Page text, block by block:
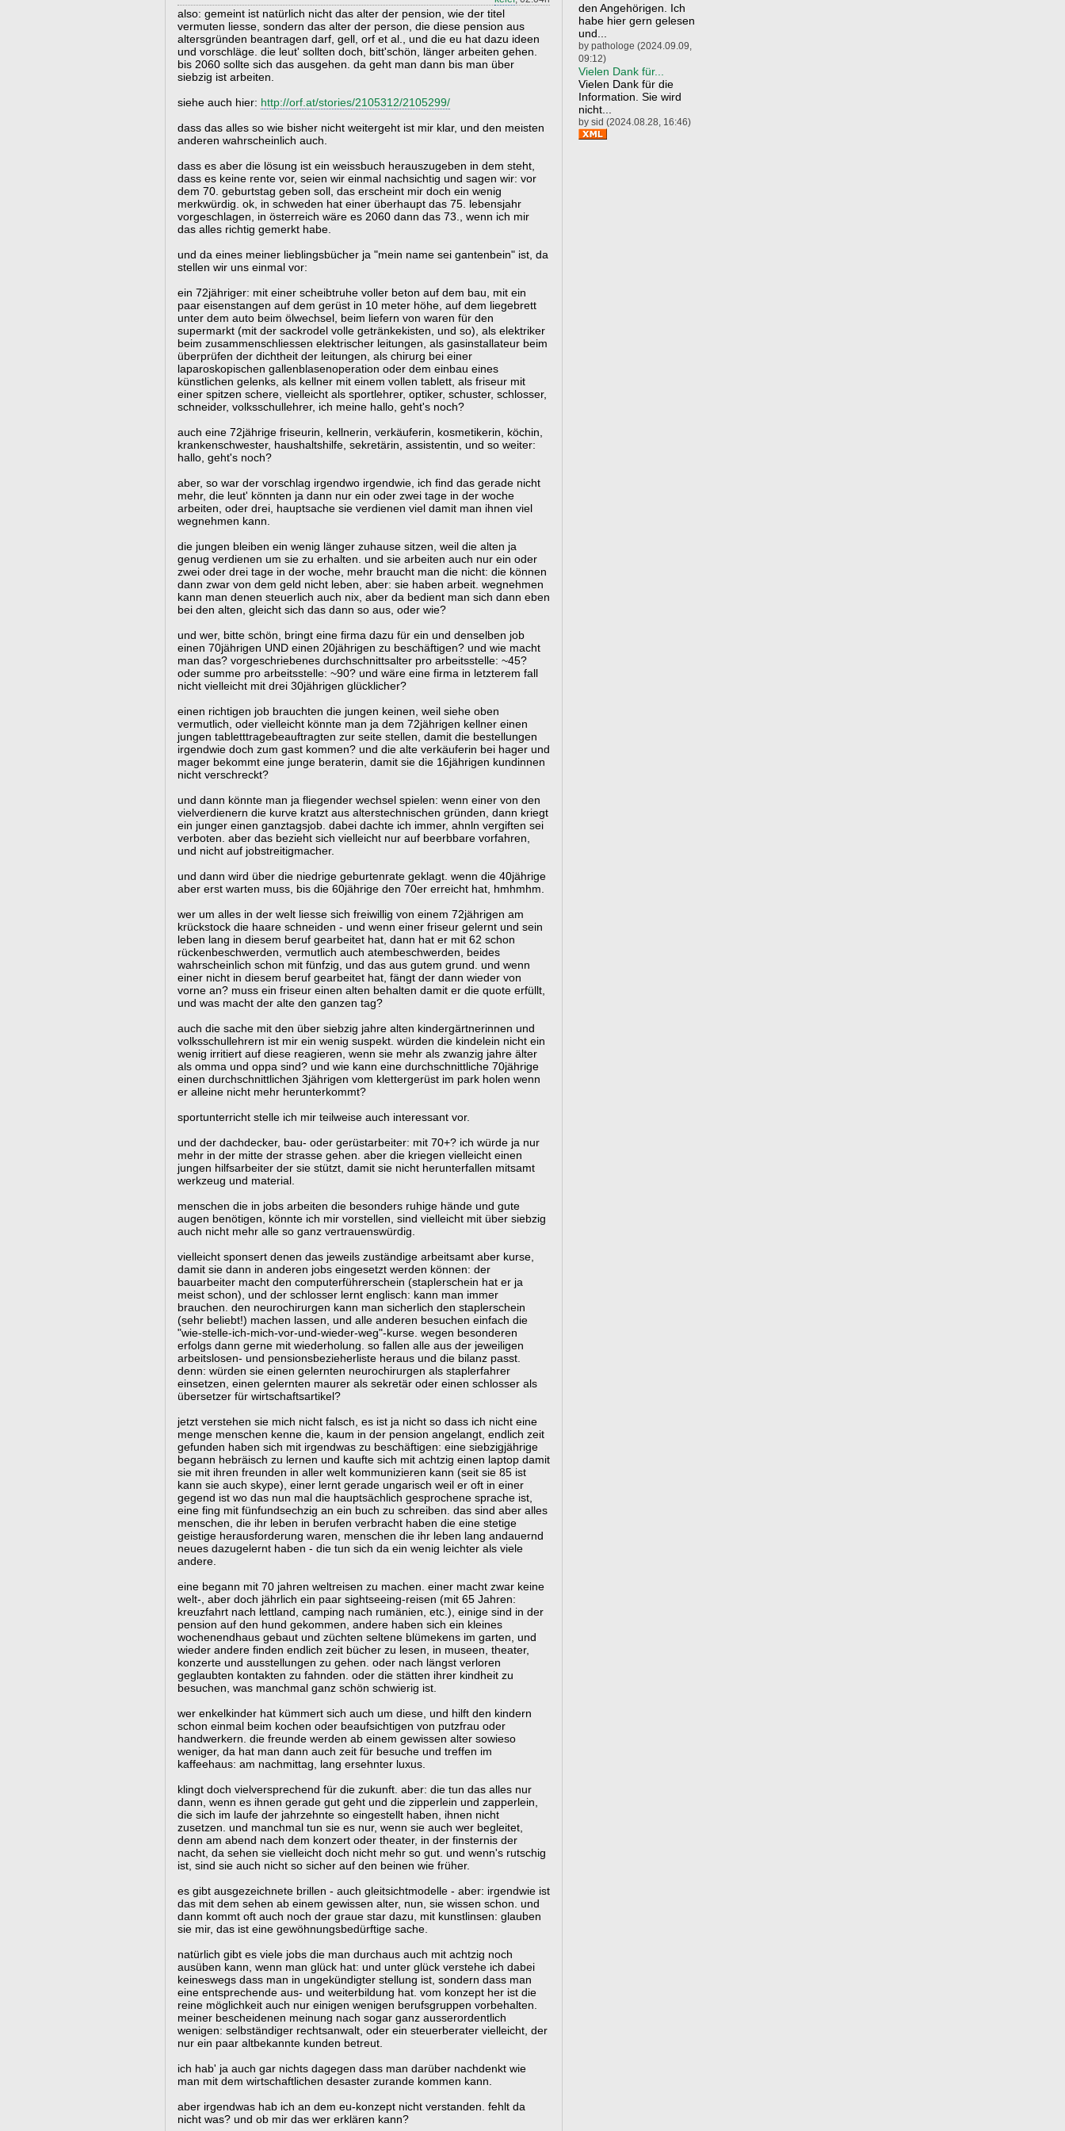
also: gemeint ist natürlich nicht das alter der pension, wie der titel
vermuten liesse, sondern das alter der person, die diese pension aus
altersgründen beantragen darf, gell, orf et al., und die eu hat dazu ideen
und vorschläge. die leut' sollten doch, bitt'schön, länger arbeiten gehen.
bis 2060 sollte sich das ausgehen. da geht man dann bis man über
siebzig ist arbeiten.
siehe auch hier: http://orf.at/stories/2105312/2105299/
dass das alles so wie bisher nicht weitergeht ist mir klar, und den meisten
anderen wahrscheinlich auch.
dass es aber die lösung ist ein weissbuch herauszugeben in dem steht,
dass es keine rente vor, seien wir einmal nachsichtig und sagen wir: vor
dem 70. geburtstag geben soll, das erscheint mir doch ein wenig
merkwürdig. ok, in schweden hat einer überhaupt das 75. lebensjahr
vorgeschlagen, in österreich wäre es 2060 dann das 73., wenn ich mir
das alles richtig gemerkt habe.
und da eines meiner lieblingsbücher ja "mein name sei gantenbein" ist, da
stellen wir uns einmal vor:
ein 72jähriger: mit einer scheibtruhe voller beton auf dem bau, mit ein
paar eisenstangen auf dem gerüst in 10 meter höhe, auf dem liegebrett
unter dem auto beim ölwechsel, beim liefern von waren für den
supermarkt (mit der sackrodel volle getränkekisten, und so), als elektriker
beim zusammenschliessen elektrischer leitungen, als gasinstallateur beim
überprüfen der dichtheit der leitungen, als chirurg bei einer
laparoskopischen gallenblasenoperation oder dem einbau eines
künstlichen gelenks, als kellner mit einem vollen tablett, als friseur mit
einer spitzen schere, vielleicht als sportlehrer, optiker, schuster, schlosser,
schneider, volksschullehrer, ich meine hallo, geht's noch?
auch eine 72jährige friseurin, kellnerin, verkäuferin, kosmetikerin, köchin,
krankenschwester, haushaltshilfe, sekretärin, assistentin, und so weiter:
hallo, geht's noch?
aber, so war der vorschlag irgendwo irgendwie, ich find das gerade nicht
mehr, die leut' könnten ja dann nur ein oder zwei tage in der woche
arbeiten, oder drei, hauptsache sie verdienen viel damit man ihnen viel
wegnehmen kann.
die jungen bleiben ein wenig länger zuhause sitzen, weil die alten ja
genug verdienen um sie zu erhalten. und sie arbeiten auch nur ein oder
zwei oder drei tage in der woche, mehr braucht man die nicht: die können
dann zwar von dem geld nicht leben, aber: sie haben arbeit. wegnehmen
kann man denen steuerlich auch nix, aber da bedient man sich dann eben
bei den alten, gleicht sich das dann so aus, oder wie?
und wer, bitte schön, bringt eine firma dazu für ein und denselben job
einen 70jährigen UND einen 20jährigen zu beschäftigen? und wie macht
man das? vorgeschriebenes durchschnittsalter pro arbeitsstelle: ~45?
oder summe pro arbeitsstelle: ~90? und wäre eine firma in letzterem fall
nicht vielleicht mit drei 30jährigen glücklicher?
einen richtigen job brauchten die jungen keinen, weil siehe oben
vermutlich, oder vielleicht könnte man ja dem 72jährigen kellner einen
jungen tabletttragebeauftragten zur seite stellen, damit die bestellungen
irgendwie doch zum gast kommen? und die alte verkäuferin bei hager und
mager bekommt eine junge beraterin, damit sie die 16jährigen kundinnen
nicht verschreckt?
und dann könnte man ja fliegender wechsel spielen: wenn einer von den
vielverdienern die kurve kratzt aus alterstechnischen gründen, dann kriegt
ein junger einen ganztagsjob. dabei dachte ich immer, ahnln vergiften sei
verboten. aber das bezieht sich vielleicht nur auf beerbbare vorfahren,
und nicht auf jobstreitigmacher.
und dann wird über die niedrige geburtenrate geklagt. wenn die 40jährige
aber erst warten muss, bis die 60jährige den 70er erreicht hat, hmhmhm.
wer um alles in der welt liesse sich freiwillig von einem 72jährigen am
krückstock die haare schneiden - und wenn einer friseur gelernt und sein
leben lang in diesem beruf gearbeitet hat, dann hat er mit 62 schon
rückenbeschwerden, vermutlich auch atembeschwerden, beides
wahrscheinlich schon mit fünfzig, und das aus gutem grund. und wenn
einer nicht in diesem beruf gearbeitet hat, fängt der dann wieder von
vorne an? muss ein friseur einen alten behalten damit er die quote erfüllt,
und was macht der alte den ganzen tag?
auch die sache mit den über siebzig jahre alten kindergärtnerinnen und
volksschullehrern ist mir ein wenig suspekt. würden die kindelein nicht ein
wenig irritiert auf diese reagieren, wenn sie mehr als zwanzig jahre älter
als omma und oppa sind? und wie kann eine durchschnittliche 70jährige
einen durchschnittlichen 3jährigen vom klettergerüst im park holen wenn
er alleine nicht mehr herunterkommt?
sportunterricht stelle ich mir teilweise auch interessant vor.
und der dachdecker, bau- oder gerüstarbeiter: mit 70+? ich würde ja nur
mehr in der mitte der strasse gehen. aber die kriegen vielleicht einen
jungen hilfsarbeiter der sie stützt, damit sie nicht herunterfallen mitsamt
werkzeug und material.
menschen die in jobs arbeiten die besonders ruhige hände und gute
augen benötigen, könnte ich mir vorstellen, sind vielleicht mit über siebzig
auch nicht mehr alle so ganz vertrauenswürdig.
vielleicht sponsert denen das jeweils zuständige arbeitsamt aber kurse,
damit sie dann in anderen jobs eingesetzt werden können: der
bauarbeiter macht den computerführerschein (staplerschein hat er ja
meist schon), und der schlosser lernt englisch: kann man immer
brauchen. den neurochirurgen kann man sicherlich den staplerschein
(sehr beliebt!) machen lassen, und alle anderen besuchen einfach die
"wie-stelle-ich-mich-vor-und-wieder-weg"-kurse. wegen besonderen
erfolgs dann gerne mit wiederholung. so fallen alle aus der jeweiligen
arbeitslosen- und pensionsbezieherliste heraus und die bilanz passt.
denn: würden sie einen gelernten neurochirurgen als staplerfahrer
einsetzen, einen gelernten maurer als sekretär oder einen schlosser als
übersetzer für wirtschaftsartikel?
jetzt verstehen sie mich nicht falsch, es ist ja nicht so dass ich nicht eine
menge menschen kenne die, kaum in der pension angelangt, endlich zeit
gefunden haben sich mit irgendwas zu beschäftigen: eine siebzigjährige
begann hebräisch zu lernen und kaufte sich mit achtzig einen laptop damit
sie mit ihren freunden in aller welt kommunizieren kann (seit sie 85 ist
kann sie auch skype), einer lernt gerade ungarisch weil er oft in einer
gegend ist wo das nun mal die hauptsächlich gesprochene sprache ist,
eine fing mit fünfundsechzig an ein buch zu schreiben. das sind aber alles
menschen, die ihr leben in berufen verbracht haben die eine stetige
geistige herausforderung waren, menschen die ihr leben lang andauernd
neues dazugelernt haben - die tun sich da ein wenig leichter als viele
andere.
eine begann mit 70 jahren weltreisen zu machen. einer macht zwar keine
welt-, aber doch jährlich ein paar sightseeing-reisen (mit 65 Jahren:
kreuzfahrt nach lettland, camping nach rumänien, etc.), einige sind in der
pension auf den hund gekommen, andere haben sich ein kleines
wochenendhaus gebaut und züchten seltene blümekens im garten, und
wieder andere finden endlich zeit bücher zu lesen, in museen, theater,
konzerte und ausstellungen zu gehen. oder nach längst verloren
geglaubten kontakten zu fahnden. oder die stätten ihrer kindheit zu
besuchen, was manchmal ganz schön schwierig ist.
wer enkelkinder hat kümmert sich auch um diese, und hilft den kindern
schon einmal beim kochen oder beaufsichtigen von putzfrau oder
handwerkern. die freunde werden ab einem gewissen alter sowieso
weniger, da hat man dann auch zeit für besuche und treffen im
kaffeehaus: am nachmittag, lang ersehnter luxus.
klingt doch vielversprechend für die zukunft. aber: die tun das alles nur
dann, wenn es ihnen gerade gut geht und die zipperlein und zapperlein,
die sich im laufe der jahrzehnte so eingestellt haben, ihnen nicht
zusetzen. und manchmal tun sie es nur, wenn sie auch wer begleitet,
denn am abend nach dem konzert oder theater, in der finsternis der
nacht, da sehen sie vielleicht doch nicht mehr so gut. und wenn's rutschig
ist, sind sie auch nicht so sicher auf den beinen wie früher.
es gibt ausgezeichnete brillen - auch gleitsichtmodelle - aber: irgendwie ist
das mit dem sehen ab einem gewissen alter, nun, sie wissen schon. und
dann kommt oft auch noch der graue star dazu, mit kunstlinsen: glauben
sie mir, das ist eine gewöhnungsbedürftige sache.
natürlich gibt es viele jobs die man durchaus auch mit achtzig noch
ausüben kann, wenn man glück hat: und unter glück verstehe ich dabei
keineswegs dass man in ungekündigter stellung ist, sondern dass man
eine entsprechende aus- und weiterbildung hat. vom konzept her ist die
reine möglichkeit auch nur einigen wenigen berufsgruppen vorbehalten.
meiner bescheidenen meinung nach sogar ganz ausserordentlich
wenigen: selbständiger rechtsanwalt, oder ein steuerberater vielleicht, der
nur ein paar altbekannte kunden betreut.
ich hab' ja auch gar nichts dagegen dass man darüber nachdenkt wie
man mit dem wirtschaftlichen desaster zurande kommen kann.
aber irgendwas hab ich an dem eu-konzept nicht verstanden. fehlt da
nicht was? und ob mir das wer erklären kann?
den Angehörigen. Ich
habe hier gern gelesen
und...
by pathologe (2024.09.09,
09:12)
Vielen Dank für...
Vielen Dank für die
Information. Sie wird
nicht...
by sid (2024.08.28, 16:46)